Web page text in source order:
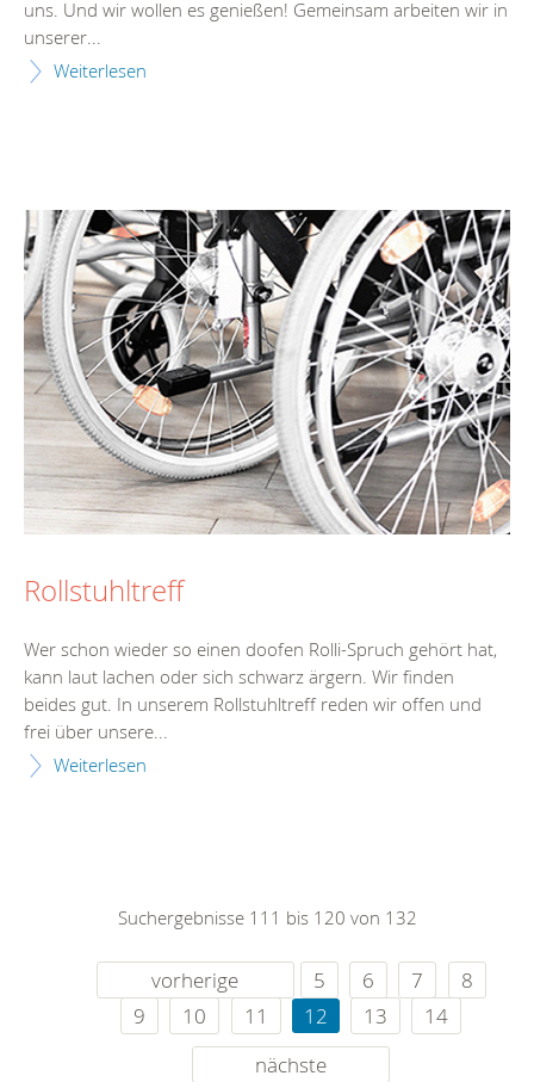
uns. Und wir wollen es genießen! Gemeinsam arbeiten wir in
unserer...
Weiterlesen
Rollstuhltreff
Wer schon wieder so einen doofen Rolli-Spruch gehört hat,
kann laut lachen oder sich schwarz ärgern. Wir finden
beides gut. In unserem Rollstuhltreff reden wir offen und
frei über unsere...
Weiterlesen
Suchergebnisse 111 bis 120 von 132
vorherige 5 6 7
8
9
10 11 12 13
14
nächste